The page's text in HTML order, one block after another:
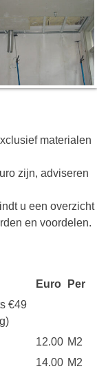
materialen
zijn, adviseren
u een overzicht
en voordelen.
Euro
Per
€49
12.00 M2
14.00 M2